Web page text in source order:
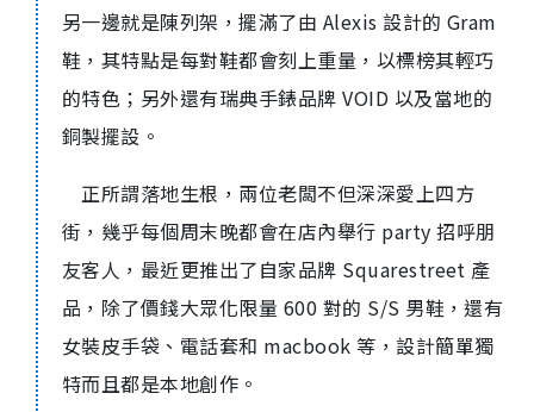
另一邊就是陳列架，擺滿了由 Alexis 設計的 Gram
鞋，其特點是每對鞋都會刻上重量，以標榜其輕巧
的特色；另外還有瑞典手錶品牌 VOID 以及當地的
銅製擺設。
正所謂落地生根，兩位老闆不但深深愛上四方
街，幾乎每個周末晚都會在店內舉行 party 招呼朋
友客人，最近更推出了自家品牌 Squarestreet 產
品，除了價錢大眾化限量 600 對的 S/S 男鞋，還有
女裝皮手袋、電話套和 macbook 等，設計簡單獨
特而且都是本地創作。